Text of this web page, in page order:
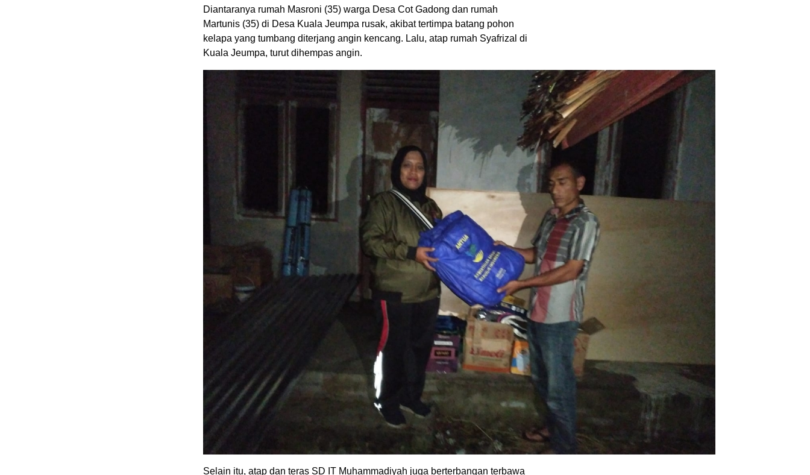
Diantaranya rumah Masroni (35) warga Desa Cot Gadong dan rumah
Martunis (35) di Desa Kuala Jeumpa rusak, akibat tertimpa batang pohon
kelapa yang tumbang diterjang angin kencang. Lalu, atap rumah Syafrizal di
Kuala Jeumpa, turut dihempas angin.
Selain itu, atap dan teras SD IT Muhammadiyah juga berterbangan terbawa